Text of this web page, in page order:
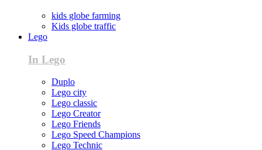
kids globe farming
Kids globe traffic
Lego
In Lego
Duplo
Lego city
Lego classic
Lego Creator
Lego Friends
Lego Speed Champions
Lego Technic